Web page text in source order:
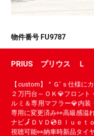
物件番号 FU9787
PRIUS プリウス Ｌ
【custom】＂Ｇ’ｓ仕様に
２万円台～ＯＫ💎フロント
ルミ＆専用マフラー💎内装
専用に変更済み👀高級感溢
ナビ🗾ＤＶＤ💿Ｂｌｕｅｔ
視聴可能👀納車時新品タイ